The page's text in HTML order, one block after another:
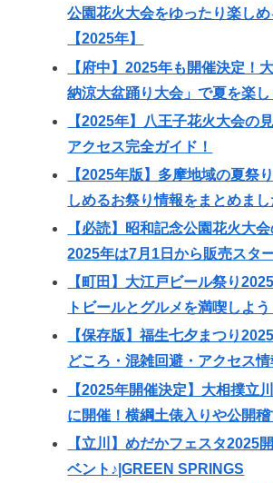
公園花火大会をゆったり楽し
【2025年】
【府中】2025年も開催決定！
納涼大盆踊り大会」で夏を楽し
【2025年】八王子花火大会の
アクセス完全ガイド！
【2025年版】多摩地域の夏祭
しめるお祭り情報をまとめまし
【必読】昭和記念公園花火大会
2025年は7月1日から販売スタ
【町田】大江戸ビール祭り
トビールとグルメを満喫しよう
【保存版】福生七夕まつり
どころ・混雑回避・アクセス情
【2025年開催決定】大相撲立
に開催！横綱土俵入りや公開
【立川】めだかフェスタ2025
ベント♪|GREEN SPRINGS